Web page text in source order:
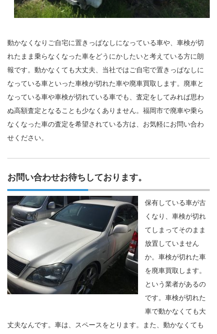
動かなくなりご自宅に置きっぱなしになっている車や、車検が切
れたまま乗らなくなった車をどうにかしたいと考えている方に朗
報です。動かなくても大丈夫、当社ではご自宅で置きっぱなしに
なっている車といった車検が切れた車や廃車買取します。廃車と
なっている車や車検が切れている車でも、査定をしてみれば思わ
ぬ高額査定となることも少なくありません。福岡市で廃車や乗ら
なくなった車の査定を希望されている方は、お気軽にお問い合わ
せください。
お問い合わせお待ちしております。
保有している車が古
くなり、車検が切れ
てしまってそのまま
放置していません
か。車検が切れた車
を廃車買取します。
という業者があるの
です。車検が切れた
車で動かなくても大
丈夫なんです。車は、スペースをとります。また、動かなくても